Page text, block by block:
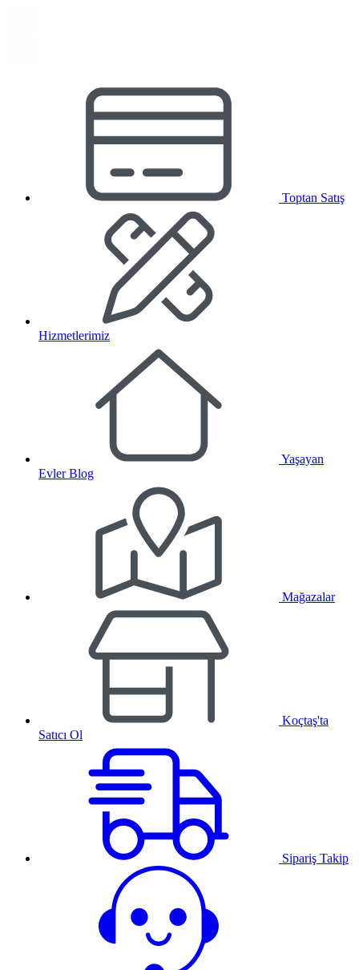
Toptan Satış
Hizmetlerimiz
Yaşayan
Evler Blog
Mağazalar
Koçtaş'ta
Satıcı Ol
Sipariş Takip